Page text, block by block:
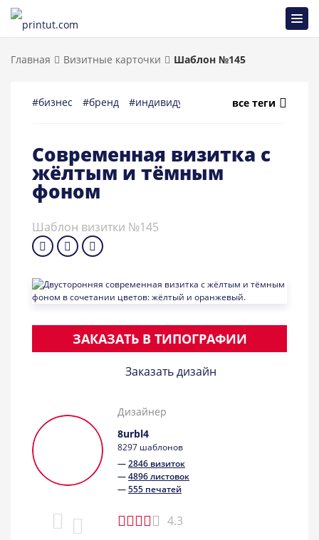
Главная Визитные карточки Шаблон №145
#бизнес #бренд #индивидуальный_предприниматель
все теги
Современная визитка с
жёлтым и тёмным
фоном
Шаблон визитки №145
ЗАКАЗАТЬ В ТИПОГРАФИИ
Заказать дизайн
Дизайнер
8urbl4
8297 шаблонов
—2846 визиток
—4896 листовок
—555 печатей
4.3